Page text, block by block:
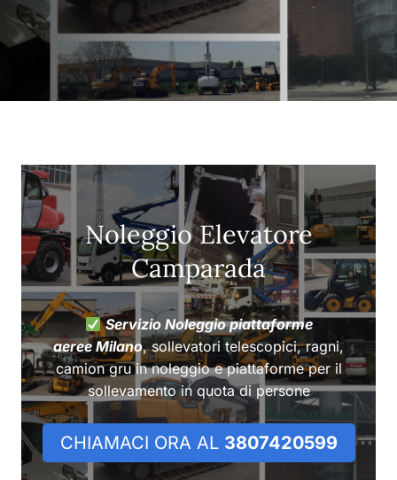
Noleggio Elevatore
Camparada
Servizio Noleggio piattaforme
aeree Milano, sollevatori telescopici, ragni,
camion gru in noleggio e piattaforme per il
sollevamento in quota di persone
CHIAMACI ORA AL 3807420599